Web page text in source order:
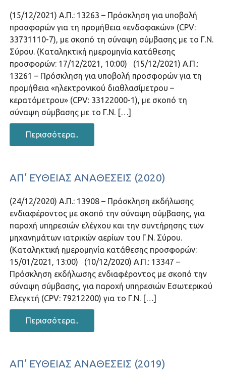
(15/12/2021) Α.Π.: 13263 – Πρόσκληση για υποβολή
προσφορών για τη προμήθεια «ενδοφακών» (CPV:
33731110-7), με σκοπό τη σύναψη σύμβασης με το Γ.Ν.
Σύρου. (Καταληκτική ημερομηνία κατάθεσης
προσφορών: 17/12/2021, 10:00) (15/12/2021) Α.Π.:
13261 – Πρόσκληση για υποβολή προσφορών για τη
προμήθεια «ηλεκτρονικού διαθλασίμετρου –
κερατόμετρου» (CPV: 33122000-1), με σκοπό τη
σύναψη σύμβασης με το Γ.Ν. […]
Περισσότερα..
ΑΠ’ ΕΥΘΕΊΑΣ ΑΝΑΘΈΣΕΙΣ (2020)
(24/12/2020) Α.Π.: 13908 – Πρόσκληση εκδήλωσης
ενδιαφέροντος με σκοπό την σύναψη σύμβασης, για
παροχή υπηρεσιών ελέγχου και την συντήρησης των
μηχανημάτων ιατρικών αερίων του Γ.Ν. Σύρου.
(Καταληκτική ημερομηνία κατάθεσης προσφορών:
15/01/2021, 13:00) (10/12/2020) Α.Π.: 13347 –
Πρόσκληση εκδήλωσης ενδιαφέροντος με σκοπό την
σύναψη σύμβασης, για παροχή υπηρεσιών Εσωτερικού
Ελεγκτή (CPV: 79212200) για το Γ.Ν. […]
Περισσότερα..
ΑΠ’ ΕΥΘΕΊΑΣ ΑΝΑΘΈΣΕΙΣ (2019)